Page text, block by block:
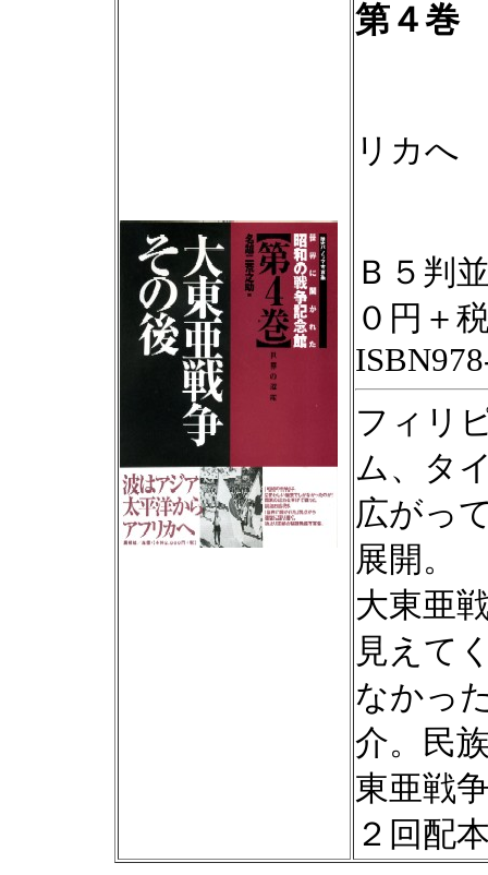
第４巻
リカへ
Ｂ５判
０円＋
フィリ
ム、タ
広がっ
展開。
大東亜
見えて
なかっ
介。民
東亜戦
２回配